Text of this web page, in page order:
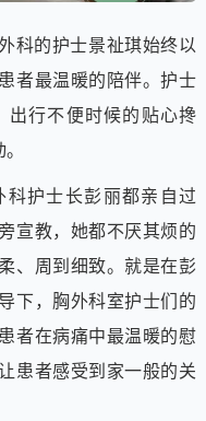
科的护士景祉琪始终以
者最温暖的陪伴。护士
出行不便时候的贴心搀
科护士长彭丽都亲自过
宣教，她都不厌其烦的
、周到细致。就是在彭
下，胸外科室护士们的
者在病痛中最温暖的慰
患者感受到家一般的关